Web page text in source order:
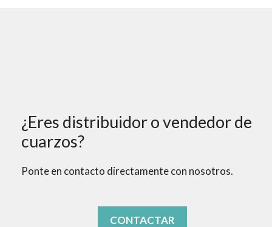
¿Eres distribuidor o vendedor de
cuarzos?
Ponte en contacto directamente con nosotros.
CONTACTAR